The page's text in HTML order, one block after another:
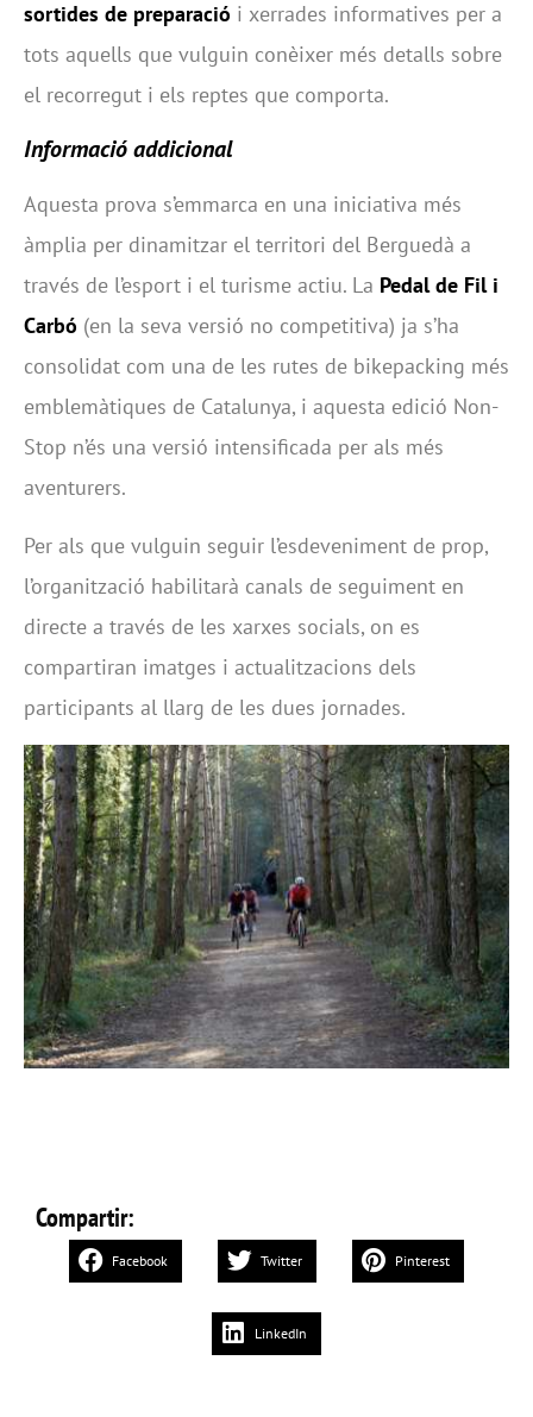
sortides de preparació i xerrades informatives per a
tots aquells que vulguin conèixer més detalls sobre
el recorregut i els reptes que comporta.
Informació addicional
Aquesta prova s’emmarca en una iniciativa més
àmplia per dinamitzar el territori del Berguedà a
través de l’esport i el turisme actiu. La Pedal de Fil i
Carbó (en la seva versió no competitiva) ja s’ha
consolidat com una de les rutes de bikepacking més
emblemàtiques de Catalunya, i aquesta edició Non-
Stop n’és una versió intensificada per als més
aventurers.
Per als que vulguin seguir l’esdeveniment de prop,
l’organització habilitarà canals de seguiment en
directe a través de les xarxes socials, on es
compartiran imatges i actualitzacions dels
participants al llarg de les dues jornades.
Compartir:
Facebook Twitter Pinterest
LinkedIn